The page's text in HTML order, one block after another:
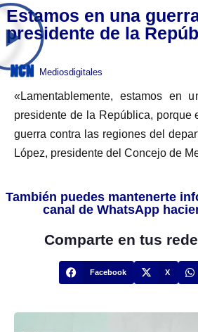
Estamos en una
presidente de la
Mediosdigitales
«Lamentablemente, estamos en
presidente de la República, porque
guerra contra las regiones del
López, presidente del Concejo de
También puedes mantenerte
canal de WhatsApp
Comparte en tus
Facebook X